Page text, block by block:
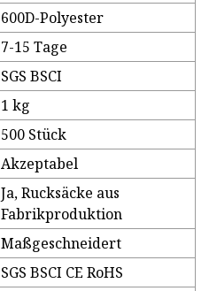
600D-Polyester
7-15 Tage
SGS BSCI
1 kg
500 Stück
Akzeptabel
Ja, Rucksäcke aus
Fabrikproduktion
Maßgeschneidert
SGS BSCI CE RoHS